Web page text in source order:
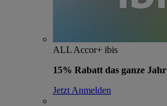
ALL Accor+ ibis
15% Rabatt das ganze Jahr
Jetzt Anmelden